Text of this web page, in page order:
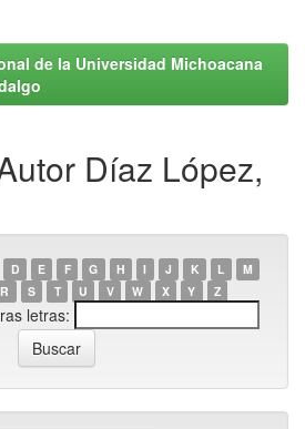
de la Universidad Michoacana
Díaz López,
D E F G H I J K L
M
R S T U V W X Y Z
letras: